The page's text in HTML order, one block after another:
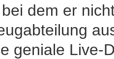
dem er
geniale Live-